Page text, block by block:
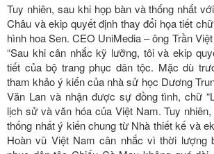
Tuy nhiên, sau khi họp bàn và thống nhất
Châu và ekip quyết định thay đổi họa tiết
hình hoa Sen. CEO UniMedia – ông Trần
“Sau khi cân nhắc kỹ lưỡng, tôi và ekip
tiết của bộ trang phục dân tộc. Mặc dù
tham khảo ý kiến của nhà sử học Dương
Văn Lan và nhận được sự đồng tình, chữ
lịch sử và văn hóa của Việt Nam. Tuy
thống nhất ý kiến chung từ Nhà thiết kế và
Hoàn vũ Việt Nam cân nhắc vì thời lượng